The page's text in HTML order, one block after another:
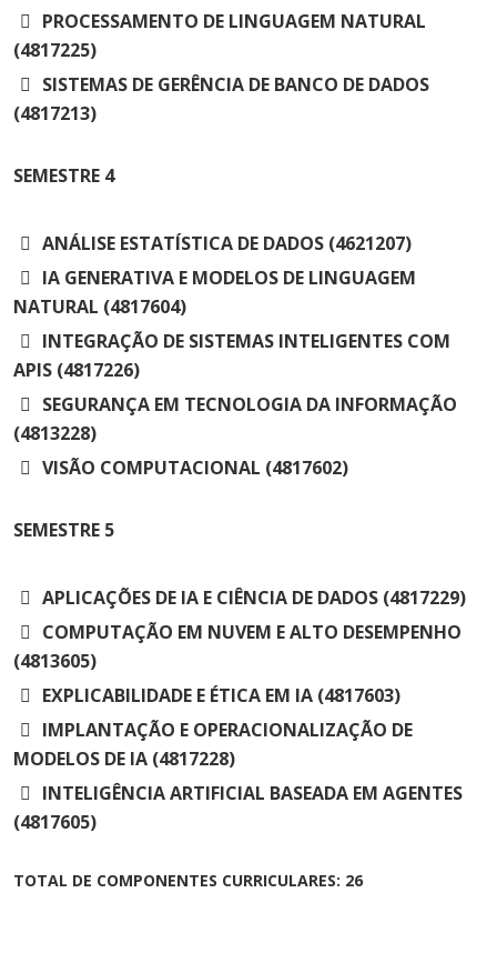
PROCESSAMENTO DE LINGUAGEM NATURAL
(4817225)
SISTEMAS DE GERÊNCIA DE BANCO DE DADOS
(4817213)
SEMESTRE 4
ANÁLISE ESTATÍSTICA DE DADOS (4621207)
IA GENERATIVA E MODELOS DE LINGUAGEM
NATURAL (4817604)
INTEGRAÇÃO DE SISTEMAS INTELIGENTES COM
APIS (4817226)
SEGURANÇA EM TECNOLOGIA DA INFORMAÇÃO
(4813228)
VISÃO COMPUTACIONAL (4817602)
SEMESTRE 5
APLICAÇÕES DE IA E CIÊNCIA DE DADOS (4817229)
COMPUTAÇÃO EM NUVEM E ALTO DESEMPENHO
(4813605)
EXPLICABILIDADE E ÉTICA EM IA (4817603)
IMPLANTAÇÃO E OPERACIONALIZAÇÃO DE
MODELOS DE IA (4817228)
INTELIGÊNCIA ARTIFICIAL BASEADA EM AGENTES
(4817605)
TOTAL DE COMPONENTES CURRICULARES: 26